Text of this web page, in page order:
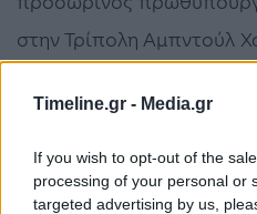
Timeline.gr - Media.gr
If you wish to opt-out of the
processing of your personal or
targeted advertising by us,
στην Τρίπολη Αμπντούλ
υδρογονανθράκων.
Το Στέιτ